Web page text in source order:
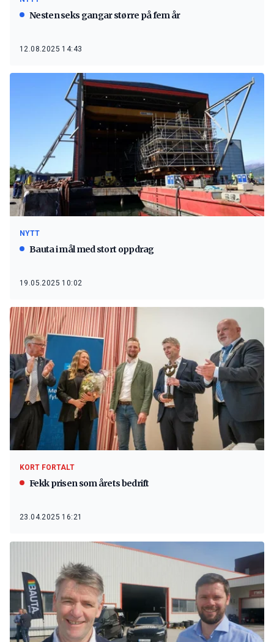
Nesten seks gangar større på fem år
12.08.2025 14:43
NYTT
Bauta i mål med stort oppdrag
19.05.2025 10:02
KORT FORTALT
Fekk prisen som årets bedrift
23.04.2025 16:21